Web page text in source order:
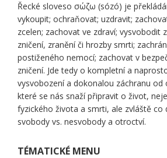
Řecké sloveso σώζω (sózó) je
vykoupit; ochraňovat; uzdravit;
zcelen; zachovat ve zdraví; vysvobodit
zničení, zranění či hrozby smrti;
postiženého nemocí; zachovat v
zničení. Jde tedy o kompletní a
vysvobození a dokonalou záchranu od
které se nás snaží připravit o život,
fyzického života a smrti, ale zvláště co
svobody vs. nesvobody a otroctví.
TÉMATICKÉ MENU